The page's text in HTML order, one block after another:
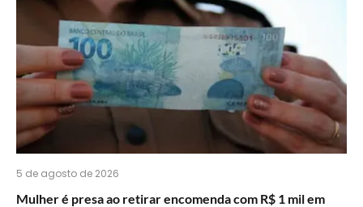
5 de agosto de 2026
Mulher é presa ao retirar encomenda com R$ 1 mil em